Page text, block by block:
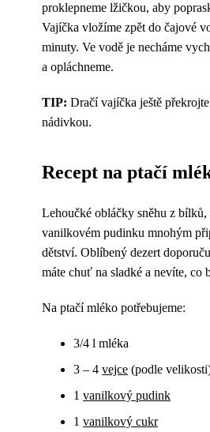
proklepneme lžičkou, aby
Vajíčka vložíme zpět do čajové
minuty. Ve vodě je necháme
a opláchneme.
TIP: Dračí vajíčka ještě
nádivkou.
Recept na ptačí
Lehoučké obláčky sněhu z
vanilkovém pudinku mnohým
dětství. Oblíbený dezert
máte chuť na sladké a nevíte, co
Na ptačí mléko potřebujeme:
3/4 l mléka
3 – 4 vejce (podle
1 vanilkový pudink
1 vanilkový cukr